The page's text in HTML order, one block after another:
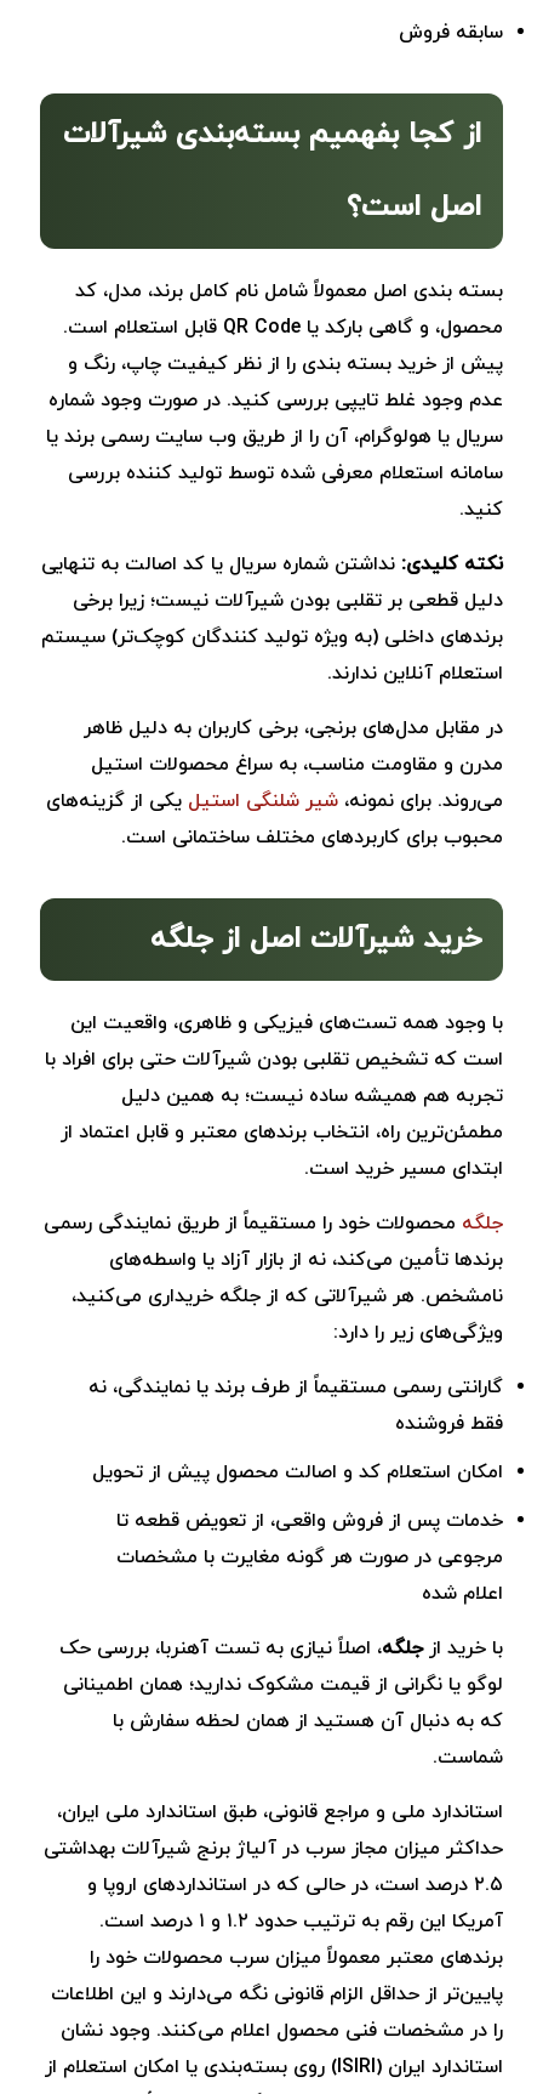
سابقه فروش
از کجا بفهمیم بسته‌بندی شیرآلات
اصل است؟
بسته ‌بندی اصل معمولاً شامل نام کامل برند، مدل، کد
محصول، و گاهی بارکد یا QR Code قابل استعلام است.
پیش از خرید بسته ‌بندی را از نظر کیفیت چاپ، رنگ و
عدم وجود غلط تایپی بررسی کنید. در صورت وجود شماره
سریال یا هولوگرام، آن را از طریق وب سایت رسمی برند یا
سامانه استعلام معرفی شده توسط تولید کننده بررسی
کنید.
نکته کلیدی: نداشتن شماره سریال یا کد اصالت به ‌تنهایی
دلیل قطعی بر تقلبی بودن شیرآلات نیست؛ زیرا برخی
برندهای داخلی (به ویژه تولید کنندگان کوچک‌تر) سیستم
استعلام آنلاین ندارند.
در مقابل مدل‌های برنجی، برخی کاربران به دلیل ظاهر
مدرن و مقاومت مناسب، به سراغ محصولات استیل
می‌روند. برای نمونه، شیر شلنگی استیل یکی از گزینه‌های
محبوب برای کاربردهای مختلف ساختمانی است.
خرید شیرآلات اصل از جلگه
با وجود همه تست‌های فیزیکی و ظاهری، واقعیت این
است که تشخیص تقلبی بودن شیرآلات حتی برای افراد با
تجربه هم همیشه ساده نیست؛ به همین دلیل
مطمئن‌ترین راه، انتخاب برندهای معتبر و قابل اعتماد از
ابتدای مسیر خرید است.
جلگه محصولات خود را مستقیماً از طریق نمایندگی رسمی
برندها تأمین می‌کند، نه از بازار آزاد یا واسطه‌های
نامشخص. هر شیرآلاتی که از جلگه خریداری می‌کنید،
ویژگی‌های زیر را دارد:
گارانتی رسمی مستقیماً از طرف برند یا نمایندگی، نه
فقط فروشنده
امکان استعلام کد و اصالت محصول پیش از تحویل
خدمات پس از فروش واقعی، از تعویض قطعه تا
مرجوعی در صورت هر گونه مغایرت با مشخصات
اعلام ‌شده
با خرید ازجلگه، اصلاً نیازی به تست آهنربا، بررسی حک
لوگو یا نگرانی از قیمت مشکوک ندارید؛ همان اطمینانی
که به دنبال آن هستید از همان لحظه سفارش با
شماست.
استاندارد ملی و مراجع قانونی، طبق استاندارد ملی ایران،
حداکثر میزان مجاز سرب در آلیاژ برنج شیرآلات بهداشتی
۲.۵ درصد است، در حالی که در استانداردهای اروپا و
آمریکا این رقم به‌ ترتیب حدود ۱.۲ و ۱ درصد است.
برندهای معتبر معمولاً میزان سرب محصولات خود را
پایین‌تر از حداقل الزام قانونی نگه می‌دارند و این اطلاعات
را در مشخصات فنی محصول اعلام می‌کنند. وجود نشان
استاندارد ایران (ISIRI) روی بسته‌بندی یا امکان استعلام از